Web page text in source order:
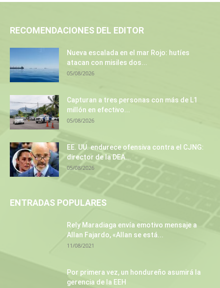
RECOMENDACIONES DEL EDITOR
Nueva escalada en el mar Rojo: hutíes
atacan con misiles dos...
05/08/2026
Capturan a tres personas con más de L1
millón en efectivo...
05/08/2026
EE. UU. endurece ofensiva contra el CJNG:
director de la DEA...
05/08/2026
ENTRADAS POPULARES
Rely Maradiaga envía emotivo mensaje a
Allan Fajardo, «Allan se está...
11/08/2021
Por primera vez, un hondureño asumirá la
gerencia de la EEH